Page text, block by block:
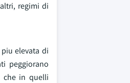
regimi di
elevata di
peggiorano
che in quelli